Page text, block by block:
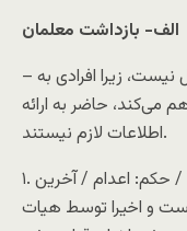
الف- بازداشت معلمان
– فهرستی که در زیر مشاهده می‌کنید کامل نیست، زیرا افرادی به
می‌کند، حاضر به ارائه
اطلاعات لازم نیستند.
۱. / بازداشت از ۱۴/۱۰/۱۳۸۸ / حکم: اعدام / آخرین
و اخیرا توسط هیات